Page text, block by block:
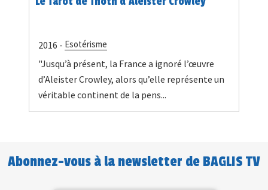
2016 - Esotérisme
"Jusqu’à présent, la France a ignoré l’œuvre
d’Aleister Crowley, alors qu’elle représente un
véritable continent de la pens...
Abonnez-vous à la newsletter de BAGLIS TV